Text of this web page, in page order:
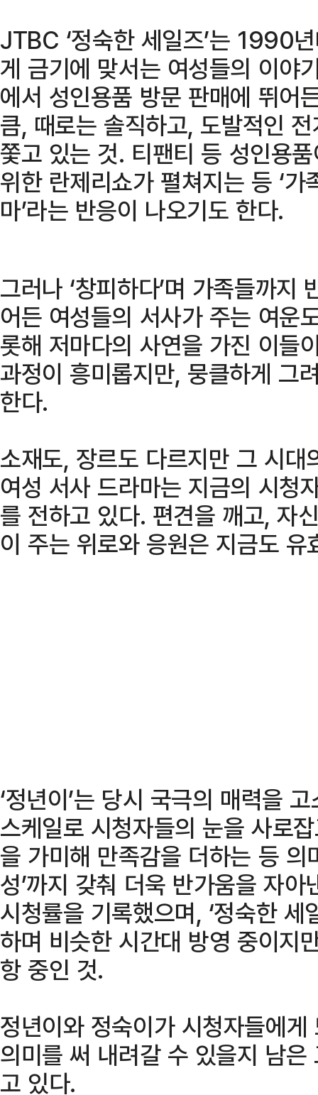
JTBC ‘정숙한 세일즈’는 1990
게 금기에 맞서는 여성들의 이야
에서 성인용품 방문 판매에 뛰어
큼, 때로는 솔직하고, 도발적인
쫓고 있는 것. 티팬티 등 성인용
위한 란제리쇼가 펼쳐지는 등 ‘
마’라는 반응이 나오기도 한다.
그러나 ‘창피하다’며 가족들까지
어든 여성들의 서사가 주는 여운
롯해 저마다의 사연을 가진 이들
과정이 흥미롭지만, 뭉클하게 그
한다.
소재도, 장르도 다르지만 그 시
여성 서사 드라마는 지금의 시청
를 전하고 있다. 편견을 깨고, 자
이 주는 위로와 응원은 지금도
‘정년이’는 당시 국극의 매력을
스케일로 시청자들의 눈을 사로
을 가미해 만족감을 더하는 등 의
성’까지 갖춰 더욱 반가움을 자아
시청률을 기록했으며, ‘정숙한
하며 비슷한 시간대 방영 중이지
항 중인 것.
정년이와 정숙이가 시청자들에
의미를 써 내려갈 수 있을지 남
고 있다.